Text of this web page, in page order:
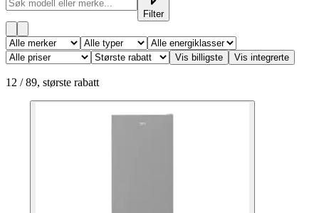
Filter
Vis billigste Vis integrerte
12 /89, største rabatt